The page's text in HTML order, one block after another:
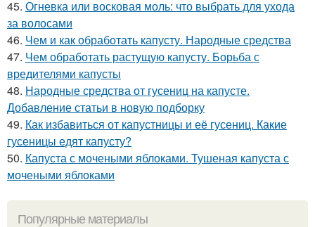
45. Огневка или восковая моль: что выбрать для ухода
за волосами
46. Чем и как обработать капусту. Народные средства
47. Чем обработать растущую капусту. Борьба с
вредителями капусты
48. Народные средства от гусениц на капусте.
Добавление статьи в новую подборку
49. Как избавиться от капустницы и её гусениц. Какие
гусеницы едят капусту?
50. Капуста с мочеными яблоками. Тушеная капуста с
мочеными яблоками
Популярные материалы